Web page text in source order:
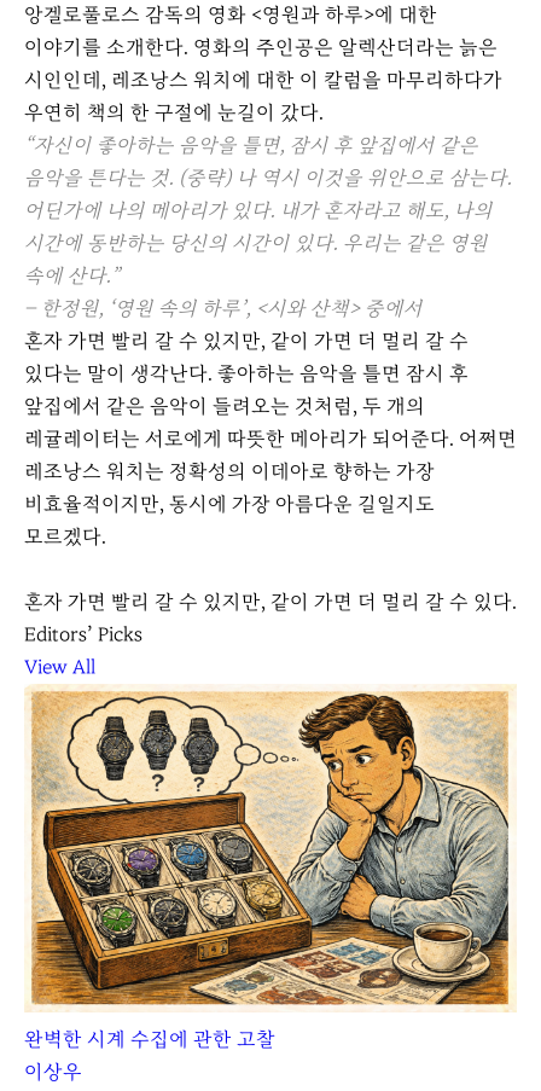
앙겔로풀로스 감독의 영화 <영원과 하루>에 대한
이야기를 소개한다. 영화의 주인공은 알렉산더라는 늙은
시인인데, 레조낭스 워치에 대한 이 칼럼을 마무리하다가
우연히 책의 한 구절에 눈길이 갔다.
“자신이 좋아하는 음악을 틀면, 잠시 후 앞집에서 같은
음악을 튼다는 것. (중략) 나 역시 이것을 위안으로 삼는다.
어딘가에 나의 메아리가 있다. 내가 혼자라고 해도, 나의
시간에 동반하는 당신의 시간이 있다. 우리는 같은 영원
속에 산다.”
– 한정원, ‘영원 속의 하루’, <시와 산책> 중에서
혼자 가면 빨리 갈 수 있지만, 같이 가면 더 멀리 갈 수
있다는 말이 생각난다. 좋아하는 음악을 틀면 잠시 후
앞집에서 같은 음악이 들려오는 것처럼, 두 개의
레귤레이터는 서로에게 따뜻한 메아리가 되어준다. 어쩌면
레조낭스 워치는 정확성의 이데아로 향하는 가장
비효율적이지만, 동시에 가장 아름다운 길일지도
모르겠다.
혼자 가면 빨리 갈 수 있지만, 같이 가면 더 멀리 갈 수 있다.
Editors’ Picks
View All
완벽한 시계 수집에 관한 고찰
이상우